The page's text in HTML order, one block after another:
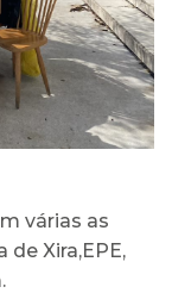
várias as
Xira,EPE,